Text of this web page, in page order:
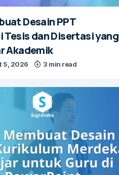
Desain PPT
Tesis dan Disertasi yang
Akademik
5, 2026 3 min read